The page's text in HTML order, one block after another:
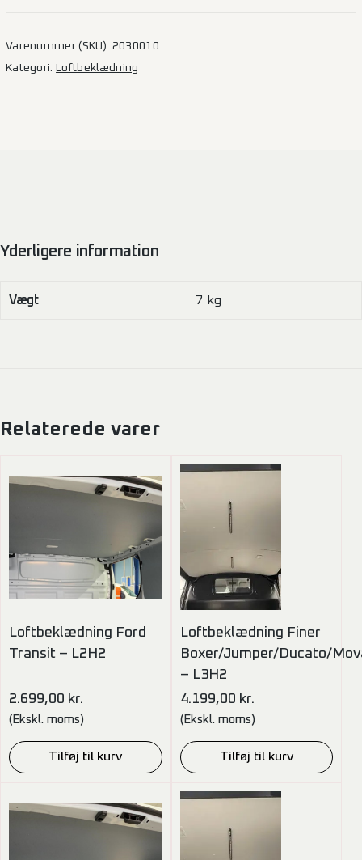
Varenummer (SKU): 2030010
Kategori: Loftbeklædning
Yderligere information
Vægt 7 kg
Relaterede varer
Loftbeklædning Ford
Transit – L2H2
2.699,00 kr.
(Ekskl. moms)
Tilføj til kurv
Loftbeklædning Finer
Boxer/Jumper/Ducato/
– L3H2
4.199,00 kr.
(Ekskl. moms)
Tilføj til kurv